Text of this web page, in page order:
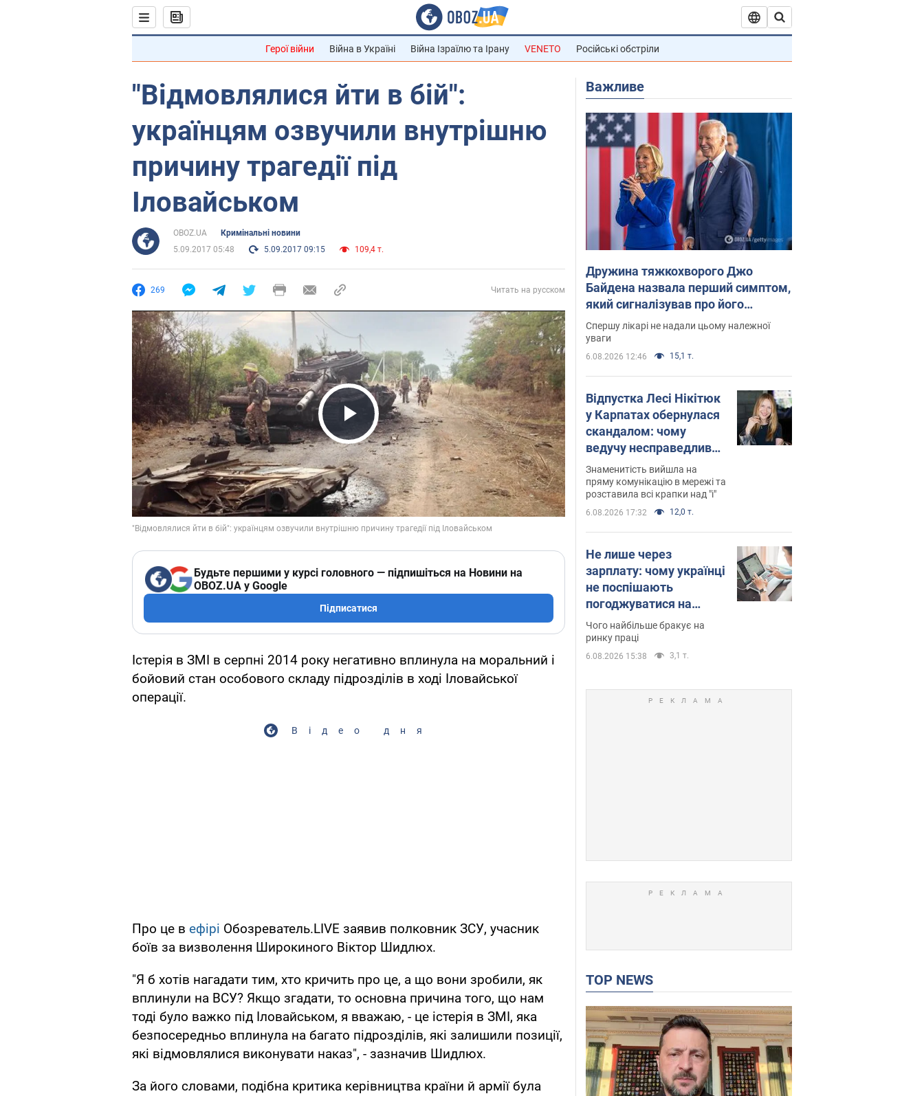
Герої війни Війна в Україні Війна Ізраїлю та Ірану VENETO Російські обстріли
"Відмовлялися йти в бій":
українцям озвучили внутрішню
причину трагедії під
Іловайськом
OBOZ.UA
Кримінальні новини
5.09.2017 05:48
5.09.2017 09:15 109,4 т.
269 Читать на русском
Play Video
Будьте першими у курсі головного — підпишіться на Новини на
OBOZ.UA у Google
Підписатися
Істерія в ЗМІ в серпні 2014 року негативно вплинула на моральний і
бойовий стан особового складу підрозділів в ході Іловайської
операції.
Відео дня
Про це в ефірі Обозреватель.LIVE заявив полковник ЗСУ, учасник
боїв за визволення Широкиного Віктор Шидлюх.
"Я б хотів нагадати тим, хто кричить про це, а що вони зробили, як
вплинули на ВСУ? Якщо згадати, то основна причина того, що нам
тоді було важко під Іловайськом, я вважаю, - це істерія в ЗМІ, яка
безпосередньо вплинула на багато підрозділів, які залишили позиції,
які відмовлялися виконувати наказ", - зазначив Шидлюх.
За його словами, подібна критика керівництва країни й армії була
Важливе
Дружина тяжкохворого Джо
Байдена назвала перший симптом,
який сигналізував про його
"агресивний" рак
Спершу лікарі не надали цьому належної
уваги
6.08.2026 12:46 15,1 т.
Відпустка Лесі Нікітюк
у Карпатах обернулася
скандалом: чому
ведучу несправедливо
захейтили
Знаменитість вийшла на
пряму комунікацію в мережі та
розставила всі крапки над "і"
6.08.2026 17:32 12,0 т.
Не лише через
зарплату: чому українці
не поспішають
погоджуватися на
вакансії
Чого найбільше бракує на
ринку праці
6.08.2026 15:38 3,1 т.
TOP NEWS